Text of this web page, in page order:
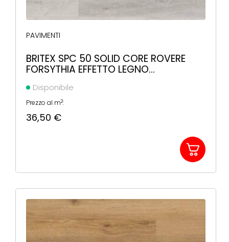
PAVIMENTI
BRITEX SPC 50 SOLID CORE ROVERE
FORSYTHIA EFFETTO LEGNO
Disponibile
Prezzo al m2:
36,50 €